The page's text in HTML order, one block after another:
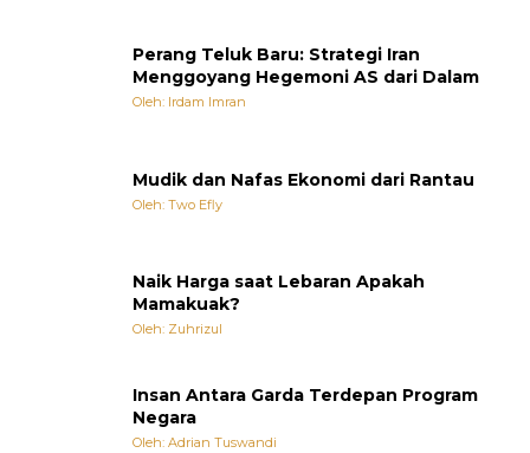
Perang Teluk Baru: Strategi Iran
Menggoyang Hegemoni AS dari Dalam
Oleh: Irdam Imran
Mudik dan Nafas Ekonomi dari Rantau
Oleh: Two Efly
Naik Harga saat Lebaran Apakah
Mamakuak?
Oleh: Zuhrizul
Insan Antara Garda Terdepan Program
Negara
Oleh: Adrian Tuswandi